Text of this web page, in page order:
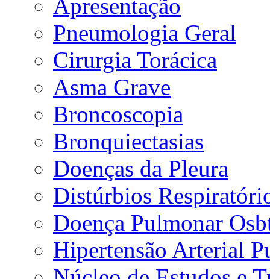
Apresentação
Pneumologia Geral
Cirurgia Torácica
Asma Grave
Broncoscopia
Bronquiectasias
Doenças da Pleura
Distúrbios
Doença Pulmonar
Hipertensão Arterial